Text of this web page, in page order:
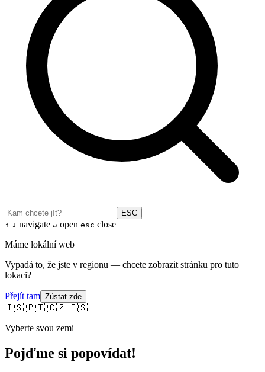
ESC
↑ ↓ navigate ↵ open esc close
Máme lokální web
Vypadá to, že jste v regionu — chcete zobrazit stránku pro tuto
lokaci?
Přejít tam Zůstat zde
🇮🇸 🇵🇹 🇨🇿 🇪🇸
Vyberte svou zemi
Pojďme si popovídat!